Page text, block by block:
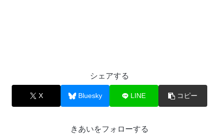
シェアする
X Bluesky LINE コピー
きあいをフォローする